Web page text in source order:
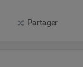
Partager